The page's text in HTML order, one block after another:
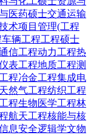
医药硕士交通运输
术项目管理(工程
车辆工程工程硕士
信工程动力工程热
表工程地质工程测
程冶金工程集成电
然气工程纺织工程
程生物医学工程林
航天工程核能与核
息安全逻辑学文物